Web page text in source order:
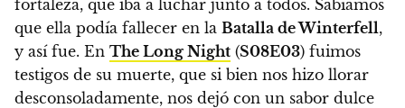
fortaleza, que iba a luchar junto a todos. Sabíamos
que ella podía fallecer en la Batalla de Winterfell,
y así fue. En The Long Night (S08E03) fuimos
testigos de su muerte, que si bien nos hizo llorar
desconsoladamente, nos dejó con un sabor dulce